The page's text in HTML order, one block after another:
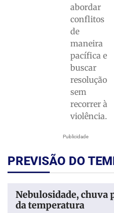
Publicidade
abordar
conflitos
de
maneira
pacífica e
buscar
resolução
sem
recorrer à
violência.
PREVISÃO DO
Nebulosidade, chuva
da temperatura